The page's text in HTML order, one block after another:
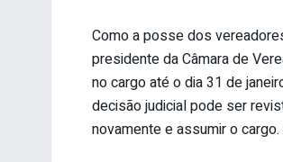
Como a posse dos
presidente da Câmara de
no cargo até o dia 31 de
decisão judicial pode ser
novamente e assumir o cargo.